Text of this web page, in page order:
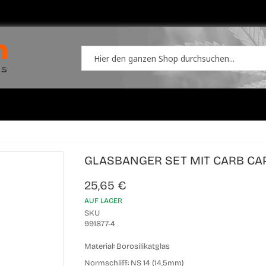
GLASBANGER SET MIT CARB
25,65 €
AUF LAGER
SKU
991877-4
Material: Borosilikatglas
Normschliff: NS 14 (14,5mm)